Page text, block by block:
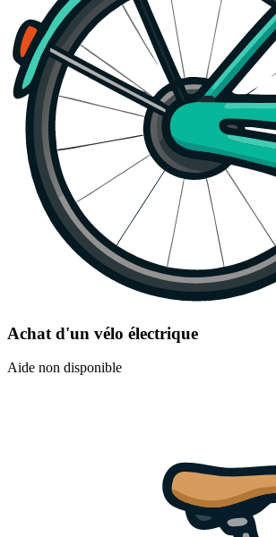
Achat d'un vélo électrique
Aide non disponible